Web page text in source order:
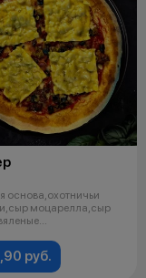
основа,охотничьи
моцарелла,сыр
руб.